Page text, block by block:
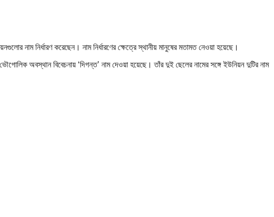
নাম নির্ধারণ করেছেন। নাম নির্ধারণের ক্ষেত্রে স্থানীয় মানুষের মতামত নেওয়া হয়েছে।
অবস্থান বিবেচনায় ‘দিগন্ত’ নাম দেওয়া হয়েছে। তাঁর দুই ছেলের নামের সঙ্গে ইউনিয়ন দুটির নাম